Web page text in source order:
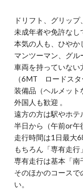
ドリフト、グリップ
未成年者や免許なし
本気の人も、ひやか
マンツーマン、グル
車両を持っていない
（6MT ロードスタ
装備品（ヘルメット
外国人も歓迎 。
遠方の方は駅やホテ
半日から（午前or午
走行時間は1日最大6
もちろん「専有走行
専有走行は基本「南
そのほかのコースで
い。